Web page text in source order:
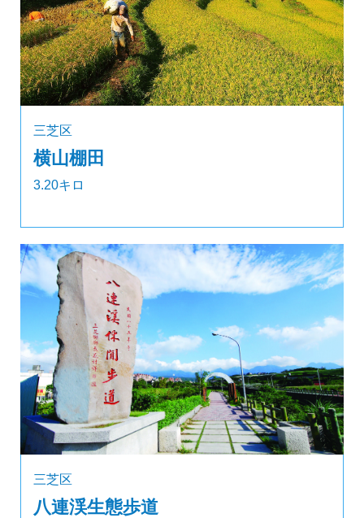
三芝区
横山棚田
3.20キロ
三芝区
八連渓生態歩道